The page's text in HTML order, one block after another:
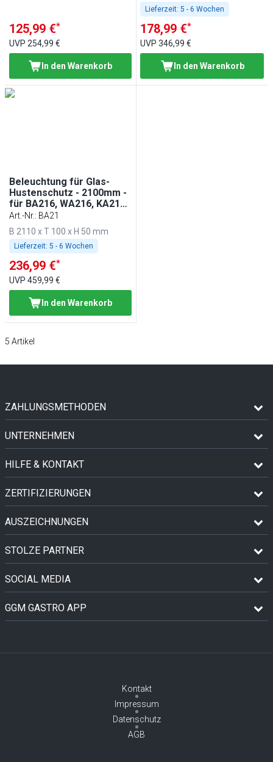
125,99 €*
UVP 254,99 €
In den Warenkorb
Lieferzeit: 5 - 6 Wochen
178,99 €*
UVP346,99 €
In den Warenkorb
Beleuchtung für Glas-
Hustenschutz - 2100mm -
für BA216, WA216, KA216,
PA216 & EA216
Art.-Nr.: BA21
B 2110 x T 100 x H 50 mm
Lieferzeit: 5 - 6 Wochen
236,99 €*
UVP 459,99 €
In den Warenkorb
5 Artikel
ZAHLUNGSMETHODEN
UNTERNEHMEN
HILFE & KONTAKT
ZERTIFIZIERUNGEN
AUSZEICHNUNGEN
STOLZE PARTNER
SOCIAL MEDIA
GGM GASTRO APP
Kontakt
Impressum
Datenschutz
AGB